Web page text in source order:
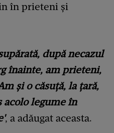
în prieteni și
după necazul
înainte, am prieteni,
și o căsuță, la țară,
acolo legume în
, a adăugat aceasta.